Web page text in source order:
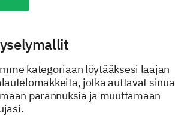
kategoriaan löytääksesi laajan
jotka auttavat sinua
parannuksia ja muuttamaan